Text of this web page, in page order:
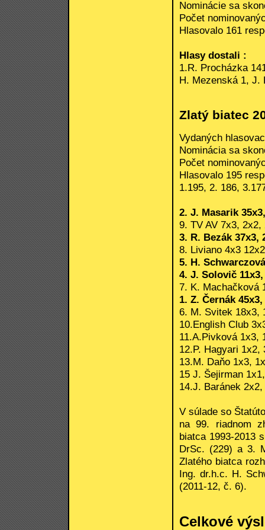
Nominácie sa
Počet
Hlasovalo 161
Hlasy dostali :
1.R. Procházka
H. Mezenská 1, J.
Zlatý biatec
Vydaných
Nominácia sa
Počet
Hlasovalo 195
1.195, 2. 186,
2. J. Masarik
9. TV AV 7x3,
3. R. Bezák 37x3,
8. Liviano 4x3
5. H.
4. J. Solovič
7. K. Machačková
1. Z. Černák
6. M. Svitek 18x3,
10.English Club
11.A.Pivková 1x3,
12.P. Hagyari 1x2,
13.M. Daňo 1x3,
15 J. Šejirman
14.J. Baránek
V súlade so
na 99. riadnom
biatca 1993-2013
DrSc. (229) a 3.
Zlatého biatca
Ing. dr.h.c. H.
(2011-12, č. 6).
Celkové